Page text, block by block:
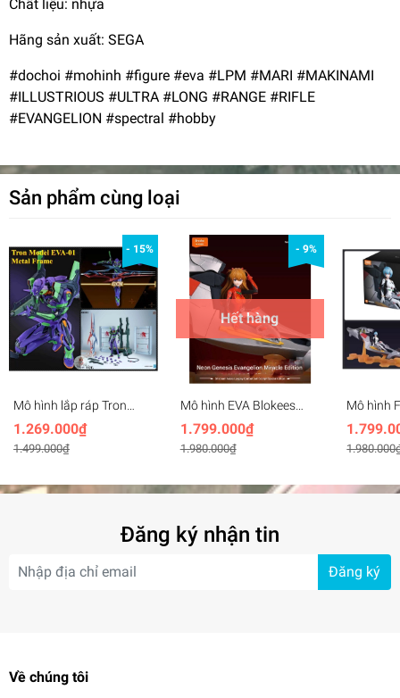
Chất liệu: nhựa
Hãng sản xuất: SEGA
#dochoi #mohinh #figure #eva #LPM #MARI #MAKINAMI
#ILLUSTRIOUS #ULTRA #LONG #RANGE #RIFLE
#EVANGELION #spectral #hobby
Sản phẩm cùng loại
- 15%
Mô hình lắp ráp Tron
Creative Evangelion EVA-
01 & 06 Metal Frame
Alloy Movable
1.269.000₫
1.499.000₫
- 9%
Hết hàng
Mô hình EVA Blokees
Evagelion Shikinami
Asuka Langley With
Entry Plug Interior
1.799.000₫
1.980.000₫
Mô hình
Ayanami
Suit
Edition
Đăng ký nhận tin
Đăng ký
Về chúng tôi